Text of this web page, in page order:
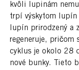
kvôli lupinám
trpí výskytom lupín
lupín prirodzený a
regeneruje, pričom
cyklus je okolo 28
nové bunky. Tieto